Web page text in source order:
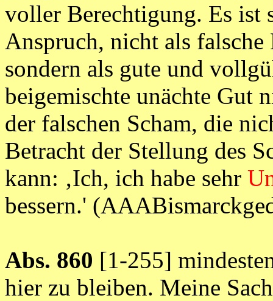
voller Berechtigung. Es ist
Anspruch, nicht als
sondern als gute und
beigemischte unächte Gut
der falschen Scham, die
Betracht der Stellung des
kann: ‚Ich, ich habe sehr
bessern.'
Abs. 860 [1-255]
hier zu bleiben. Meine